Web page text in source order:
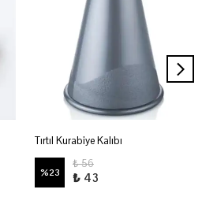
Tırtıl Kurabiye Kalıbı
%23
₺ 56
₺ 43